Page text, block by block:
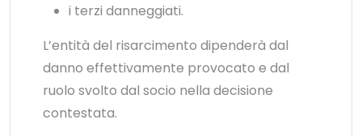
i terzi danneggiati.
L’entità del risarcimento dipenderà dal
danno effettivamente provocato e dal
ruolo svolto dal socio nella decisione
contestata.